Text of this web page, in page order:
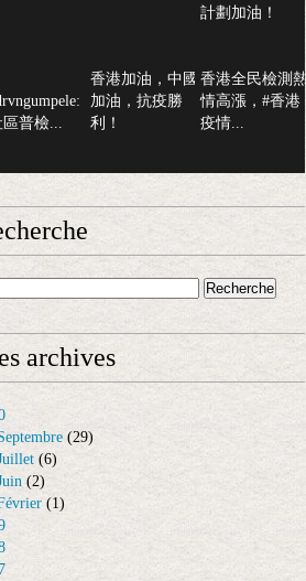
計劃加油！
區普檢...
香港加油，中國
加油，抗疫勝
利！
香港全民檢測熱
情高漲，#香港
疫情...
archives
(29)
(6)
(2)
(1)